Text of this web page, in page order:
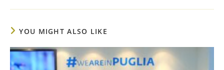
YOU MIGHT ALSO LIKE